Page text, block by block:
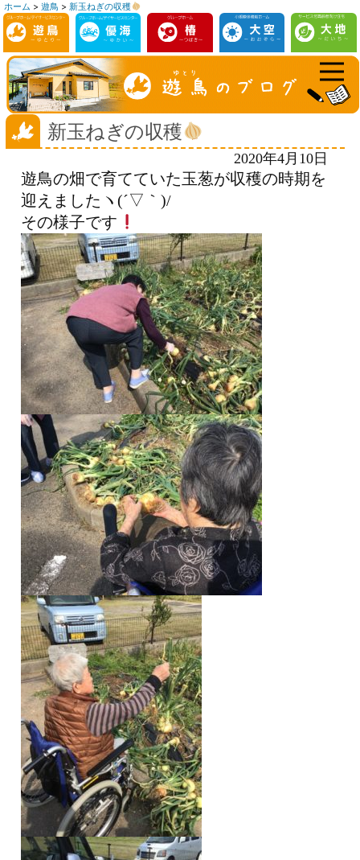
コ
ン
テ
ン
ツ
へ
ス
ホーム > 遊鳥 > 新玉ねぎの収穫
新玉ねぎの収穫
2020年4月10日
遊鳥の畑で育てていた玉葱が収穫の時期を
迎えましたヽ(´▽｀)/
その様子です